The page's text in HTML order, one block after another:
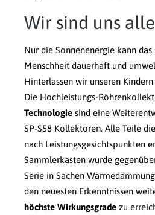
Wir sind uns
Nur die Sonnenenergie kann
Menschheit dauerhaft und
Hinterlassen wir unseren
Die Hochleistungs-
Technologie sind eine
SP-S58 Kollektoren. Alle Teile
nach Leistungsgesichtspunkten
Sammlerkasten wurde
Serie in Sachen
den neuesten Erkenntnissen
höchste Wirkungsgrade zu